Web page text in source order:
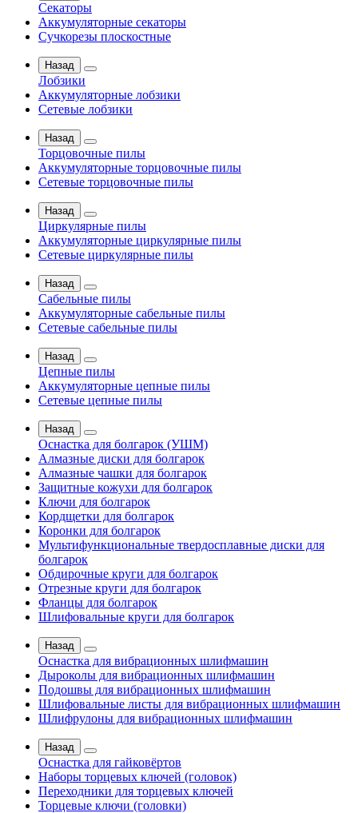
Секаторы
Аккумуляторные секаторы
Сучкорезы плоскостные
Назад
Лобзики
Аккумуляторные лобзики
Сетевые лобзики
Назад
Торцовочные пилы
Аккумуляторные торцовочные пилы
Сетевые торцовочные пилы
Назад
Циркулярные пилы
Аккумуляторные циркулярные пилы
Сетевые циркулярные пилы
Назад
Сабельные пилы
Аккумуляторные сабельные пилы
Сетевые сабельные пилы
Назад
Цепные пилы
Аккумуляторные цепные пилы
Сетевые цепные пилы
Назад
Оснастка для болгарок (УШМ)
Алмазные диски для болгарок
Алмазные чашки для болгарок
Защитные кожухи для болгарок
Ключи для болгарок
Кордщетки для болгарок
Коронки для болгарок
Мультифункциональные твердосплавные диски для
болгарок
Обдирочные круги для болгарок
Отрезные круги для болгарок
Фланцы для болгарок
Шлифовальные круги для болгарок
Назад
Оснастка для вибрационных шлифмашин
Дыроколы для вибрационных шлифмашин
Подошвы для вибрационных шлифмашин
Шлифовальные листы для вибрационных шлифмашин
Шлифрулоны для вибрационных шлифмашин
Назад
Оснастка для гайковёртов
Наборы торцевых ключей (головок)
Переходники для торцевых ключей
Торцевые ключи (головки)